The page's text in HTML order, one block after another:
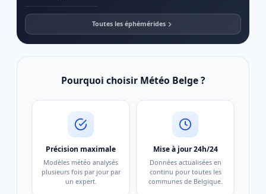
Toutes les éphémérides
Pourquoi choisir Météo Belge ?
Précision maximale
Modèles météo analysés
plusieurs fois par jour par
un expert.
Mise à jour 24h/24
Données actualisées en
continu pour toutes les
communes de Belgique.